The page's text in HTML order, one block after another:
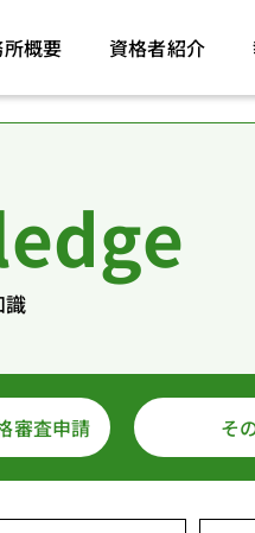
概要 資格者紹介
識
審査申請 そ